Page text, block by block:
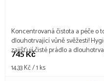
745 Kč
Měrná
14,33 Kč / 1 ks
Koncentrovaná čistota a péče o
dlouhotrvající vůně svěžesti!
zajišťují čisté prádlo a
enzymům, které odstraňují
vhodné pro všechny...